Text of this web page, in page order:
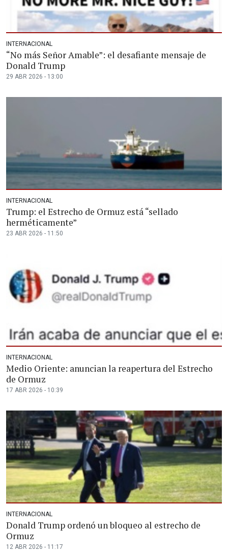
INTERNACIONAL
“No más Señor Amable”: el desafiante mensaje de
Donald Trump
29 ABR 2026 - 13:00
INTERNACIONAL
Trump: el Estrecho de Ormuz está “sellado
herméticamente”
23 ABR 2026 - 11:50
INTERNACIONAL
Medio Oriente: anuncian la reapertura del Estrecho
de Ormuz
17 ABR 2026 - 10:39
INTERNACIONAL
Donald Trump ordenó un bloqueo al estrecho de
Ormuz
12 ABR 2026 - 11:17